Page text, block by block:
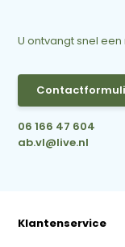
U ontvangt snel
06 166 47 604
ab.vl@live.nl
Klantenservice